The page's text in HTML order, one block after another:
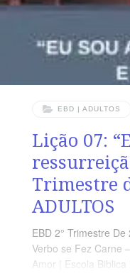
EBD | ADULTOS
Lição 07:
Trimestre
ADULTOS
EBD 2° Trimestre
Verbo se Fez Carne
Amor | Escola